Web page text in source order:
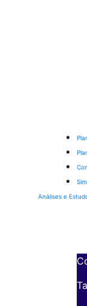
Análises e